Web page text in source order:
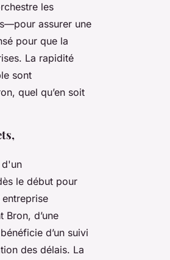
les
assurer une
pour que la
La rapidité
sont
quel qu’en soit
d'un
le début pour
Bron, d’une
d’un suivi
des délais. La